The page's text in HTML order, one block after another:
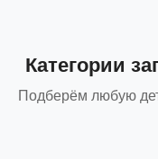
Категории
Подберём любую